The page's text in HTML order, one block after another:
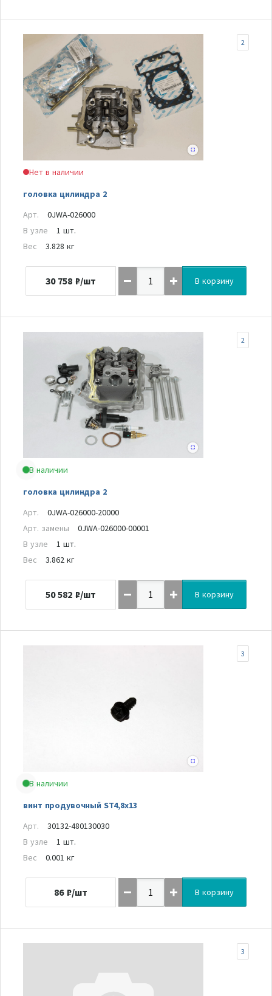
Нет в наличии
головка цилиндра 2
2
Арт.
0JWA-026000
В узле
1 шт.
Вес
3.828 кг
30 758 ₽/шт В корзину
В наличии
головка цилиндра 2
2
Арт.
0JWA-026000-20000
Арт. замены
0JWA-026000-00001
В узле
1 шт.
Вес
3.862 кг
50 582 ₽/шт В корзину
В наличии
винт продувочный ST4,8х13
3
Арт.
30132-480130030
В узле
1 шт.
Вес
0.001 кг
86 ₽/шт В корзину
3